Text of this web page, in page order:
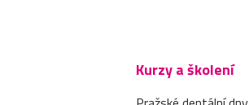
Kurzy a školení